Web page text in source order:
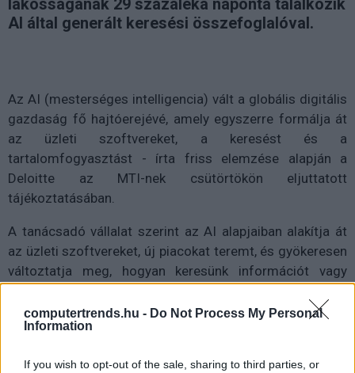
computertrends.hu - Do Not Process My Personal
Information
If you wish to opt-out of the sale, sharing to third parties, or
lakosságának 29 százaléka naponta találkozik
AI által generált keresési összefoglalóval.
Az AI (mesterséges intelligencia) vált a globális digitális
gazdaság fő hajtóerejévé, amely egyszerre formálja át
az üzleti szoftvereket, a keresést és a
tartalomfogyasztást - írta friss elemzése alapján a
Deloitte az MTI-nek csütörtökön eljuttatott
tájékoztatásában.
A tanácsadó vállalat szerint az AI alapjaiban alakítja át
az üzleti szoftvereket, új piacokat teremt, és gyökeresen
változtatja meg, hogyan keresünk információt vagy
Az önálló döntéshozatalra képes mesterséges
hajtóereje. A piac a becslések szerint 2030-ra elérheti a